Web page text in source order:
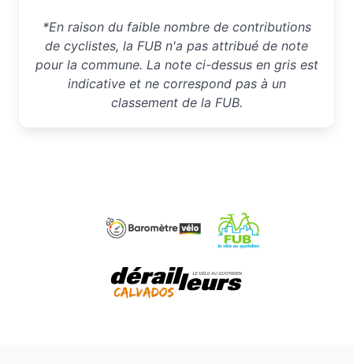
*En raison du faible nombre de contributions
de cyclistes, la FUB n'a pas attribué de note
pour la commune. La note ci-dessus en gris est
indicative et ne correspond pas à un
classement de la FUB.